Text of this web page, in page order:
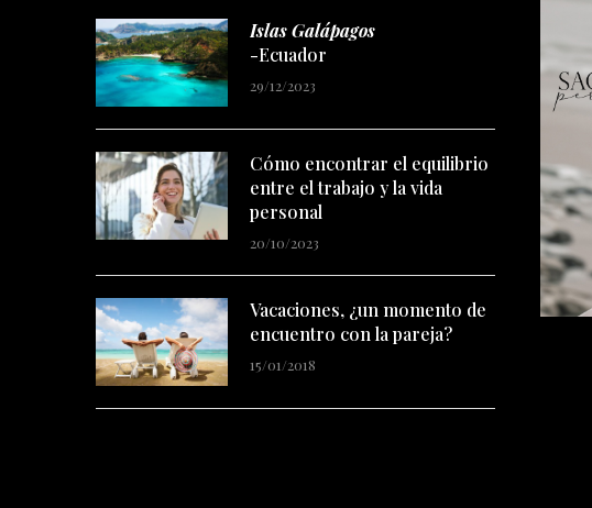
Islas Galápagos
-Ecuador
29/12/2023
Cómo encontrar el equilibrio
entre el trabajo y la vida
personal
20/10/2023
Vacaciones, ¿un momento de
encuentro con la pareja?
15/01/2018